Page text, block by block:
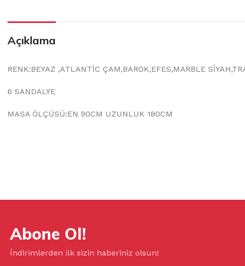
Açıklama
RENK:BEYAZ ,ATLANTİC ÇAM,BAROK,EFES,MARBLE
6 SANDALYE
MASA ÖLÇÜSÜ:EN 90CM UZUNLUK 180CM
Abone Ol!
İndirimlerden ilk sizin haberiniz olsun!